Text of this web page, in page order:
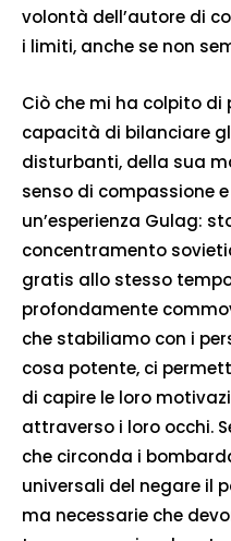
volontà dell’autore di
i limiti, anche se non
Ciò che mi ha colpito di
capacità di bilanciare
disturbanti, della sua
senso di compassione
un’esperienza Gulag:
concentramento
gratis allo stesso
profondamente
che stabiliamo con i
cosa potente, ci
di capire le loro
attraverso i loro occhi.
che circonda i
universali del negare il
ma necessarie che